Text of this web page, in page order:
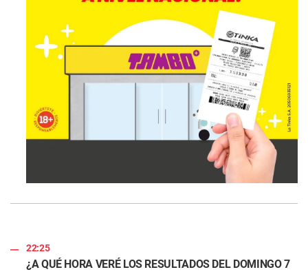
22:25
¿A QUÉ HORA VERÉ LOS RESULTADOS DEL DOMINGO 7